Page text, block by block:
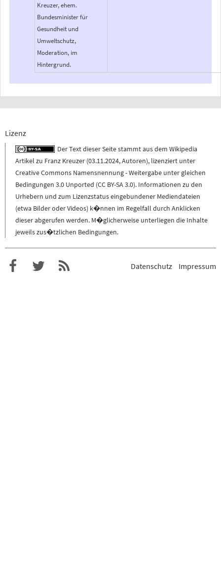
Kreuzer, ehem.
Bundesminister für
Gesundheit und
Umweltschutz,
Moderation, im
Hintergrund.
Lizenz
Der Text dieser Seite stammt aus dem Wikipedia
Artikel zu Franz Kreuzer (03.11.2024,Autoren), lizenziert unter
Creative Commons Namensnennung - Weitergabe unter gleichen
Bedingungen 3.0 Unported (CC BY-SA 3.0). Informationen zu den
Urhebern und zum Lizenzstatus eingebundener Mediendateien
(etwa Bilder oder Videos) k�nnen im Regelfall durch Anklicken
dieser abgerufen werden. M�glicherweise unterliegen die Inhalte
jeweils zus�tzlichen Bedingungen.
Datenschutz Impressum